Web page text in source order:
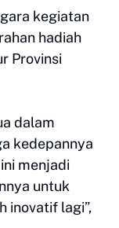
kegiatan
hadiah
Provinsi
dalam
kedepannya
menjadi
untuk
inovatif lagi”,